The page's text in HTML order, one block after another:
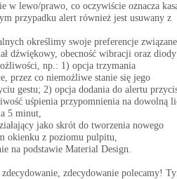
w lewo/prawo, co oczywiście oznacza
przypadku alert również jest usuwany z
określimy swoje preferencje
dźwiękowy, obecność wibracji oraz diody
np.: 1) opcja trzymania
przez co niemożliwe stanie się jego
gestu; 2) opcja dodania do alertu
uśpienia przypomnienia na dowolną
5 minut,
jako skrót do tworzenia nowego
okienku z poziomu pulpitu,
na podstawie Material Design.
zdecydowanie polecamy!